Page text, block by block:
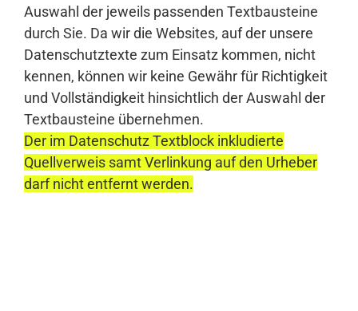
Auswahl der jeweils passenden Textbausteine
durch Sie. Da wir die Websites, auf der unsere
Datenschutztexte zum Einsatz kommen, nicht
kennen, können wir keine Gewähr für Richtigkeit
und Vollständigkeit hinsichtlich der Auswahl der
Textbausteine übernehmen.
Der im Datenschutz Textblock inkludierte
Quellverweis samt Verlinkung auf den Urheber
darf nicht entfernt werden.